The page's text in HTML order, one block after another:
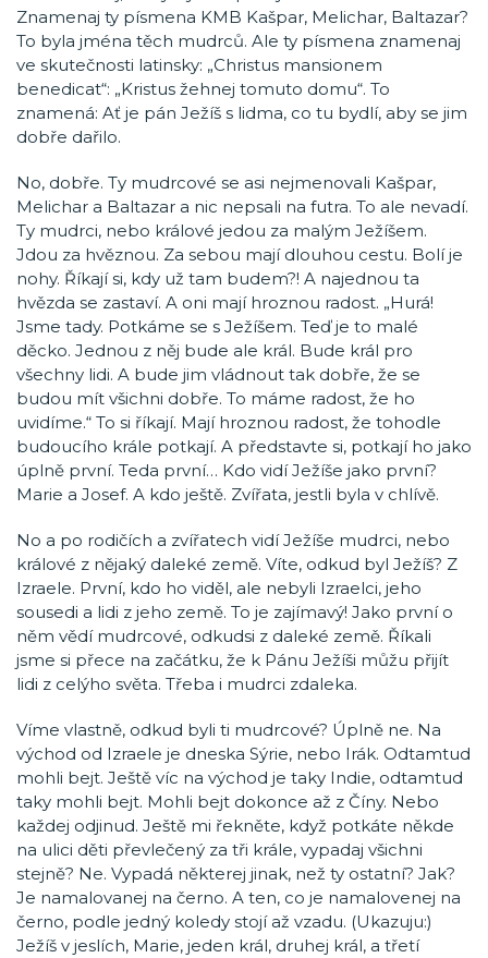
Znamenaj ty písmena KMB Kašpar, Melichar, Baltazar?
To byla jména těch mudrců. Ale ty písmena znamenaj
ve skutečnosti latinsky: „Christus mansionem
benedicat“: „Kristus žehnej tomuto domu“. To
znamená: Ať je pán Ježíš s lidma, co tu bydlí, aby se jim
dobře dařilo.
No, dobře. Ty mudrcové se asi nejmenovali Kašpar,
Melichar a Baltazar a nic nepsali na futra. To ale nevadí.
Ty mudrci, nebo králové jedou za malým Ježíšem.
Jdou za hvěznou. Za sebou mají dlouhou cestu. Bolí je
nohy. Říkají si, kdy už tam budem?! A najednou ta
hvězda se zastaví. A oni mají hroznou radost. „Hurá!
Jsme tady. Potkáme se s Ježíšem. Teď je to malé
děcko. Jednou z něj bude ale král. Bude král pro
všechny lidi. A bude jim vládnout tak dobře, že se
budou mít všichni dobře. To máme radost, že ho
uvidíme.“ To si říkají. Mají hroznou radost, že tohodle
budoucího krále potkají. A představte si, potkají ho jako
úplně první. Teda první… Kdo vidí Ježíše jako první?
Marie a Josef. A kdo ještě. Zvířata, jestli byla v chlívě.
No a po rodičích a zvířatech vidí Ježíše mudrci, nebo
králové z nějaký daleké země. Víte, odkud byl Ježíš? Z
Izraele. První, kdo ho viděl, ale nebyli Izraelci, jeho
sousedi a lidi z jeho země. To je zajímavý! Jako první o
něm vědí mudrcové, odkudsi z daleké země. Říkali
jsme si přece na začátku, že k Pánu Ježíši můžu přijít
lidi z celýho světa. Třeba i mudrci zdaleka.
Víme vlastně, odkud byli ti mudrcové? Úplně ne. Na
východ od Izraele je dneska Sýrie, nebo Irák. Odtamtud
mohli bejt. Ještě víc na východ je taky Indie, odtamtud
taky mohli bejt. Mohli bejt dokonce až z Číny. Nebo
každej odjinud. Ještě mi řekněte, když potkáte někde
na ulici děti převlečený za tři krále, vypadaj všichni
stejně? Ne. Vypadá některej jinak, než ty ostatní? Jak?
Je namalovanej na černo. A ten, co je namalovenej na
černo, podle jedný koledy stojí až vzadu. (Ukazuju:)
Ježíš v jeslích, Marie, jeden král, druhej král, a třetí